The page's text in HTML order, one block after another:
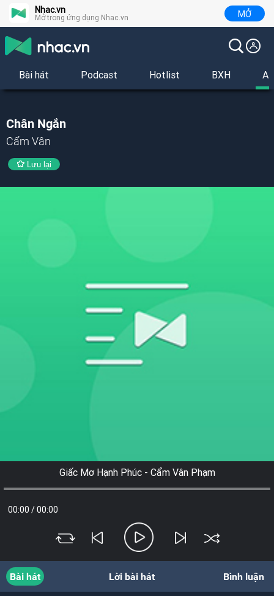
Nhac.vn
Mở trong ứng dụng Nhac.vn MỞ
Bài hát Podcast Hotlist BXH
Chân Ngắn
Cẩm Vân
Lưu lại
Giấc Mơ Hạnh Phúc - Cẩm Vân Phạm
00:00 /00:00
Bài hát Lời bài hát Bình luận